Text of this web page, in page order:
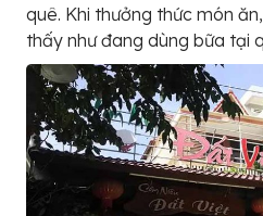
quê. Khi thưởng thức món
thấy như đang dùng bữa tại